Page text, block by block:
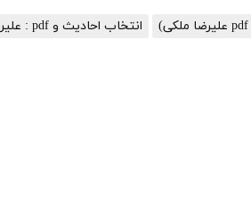
انتخاب احادیث و pdf : علیرضا ملکی